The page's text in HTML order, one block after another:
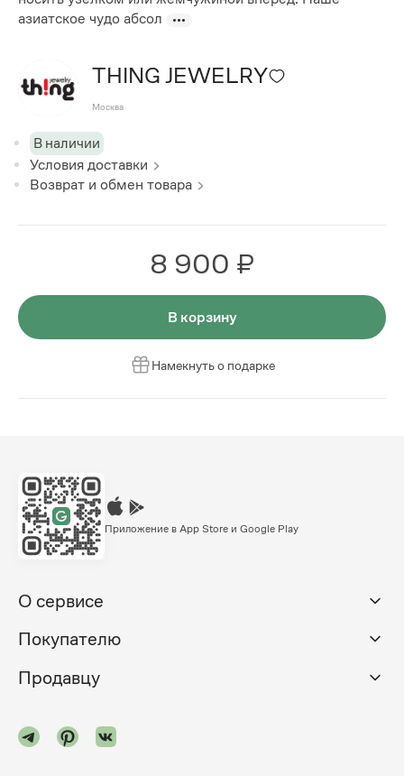
азиатское чудо абсол
THING JEWELRY
Москва
В наличии
Условия доставки
Возврат и обмен товара
8 900 ₽
В корзину
Намекнуть о подарке
Приложение в App Store и Google Play
О сервисе
Покупателю
Продавцу